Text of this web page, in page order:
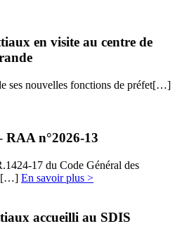
en visite au centre de
ses nouvelles fonctions de préfet[…]
RAA n°2026-13
17 du Code Général des
En savoir plus >
accueilli au SDIS